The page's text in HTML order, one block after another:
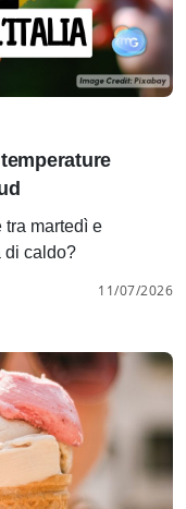
tra martedì e
di caldo?
11/07/2026